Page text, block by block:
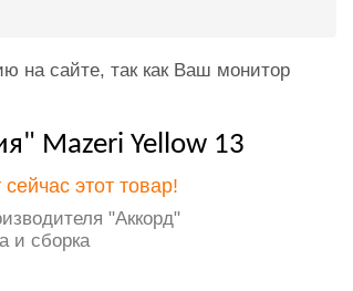
на сайте, так как Ваш монитор
Mazeri Yellow 13
этот товар!
"Аккорд"
и сборка